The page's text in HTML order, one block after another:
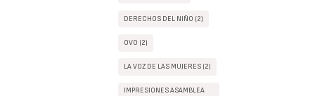
DERECHOS DEL NIÑO (2)
OVO (2)
LA VOZ DE LAS MUJERES (2)
IMPRESIONES ASAMBLEA